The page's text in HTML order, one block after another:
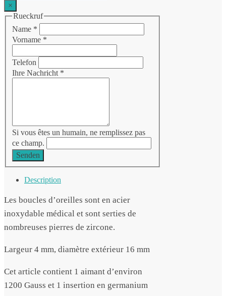
×
Rueckruf
Name *
Vorname *
Telefon
Ihre Nachricht *
Si vous êtes un humain, ne remplissez pas
ce champ.
Senden
Description
Les boucles d’oreilles sont en acier
inoxydable médical et sont serties de
nombreuses pierres de zircone.
Largeur 4 mm, diamètre extérieur 16 mm
Cet article contient 1 aimant d’environ
1200 Gauss et 1 insertion en germanium